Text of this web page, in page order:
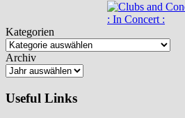
: In Concert :
Kategorien
Archiv
Useful Links